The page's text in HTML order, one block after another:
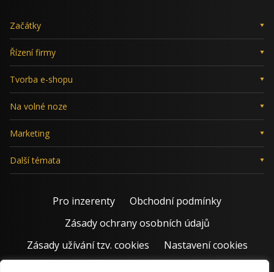
Začátky
Řízení firmy
Tvorba e-shopu
Na volné noze
Marketing
Další témata
Pro inzerenty
Obchodní podmínky
Zásady ochrany osobních údajů
Zásady užívání tzv. cookies
Nastavení cookies